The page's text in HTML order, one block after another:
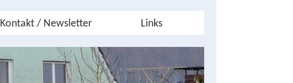
Kontakt / Newsletter Links